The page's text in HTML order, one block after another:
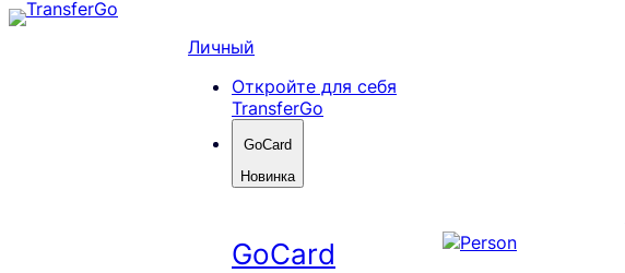
Skip
Личный
Откройте для себя
TransferGo
GoCard
Новинка
GoCard